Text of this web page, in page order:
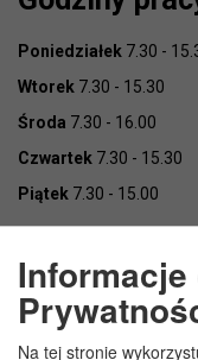
Poniedziałek 7.30 -
Wtorek 7.30 - 15.30
Środa 7.30 - 16.00
Czwartek 7.30 - 15.30
Piątek 7.30 - 15.00
Na tej stronie